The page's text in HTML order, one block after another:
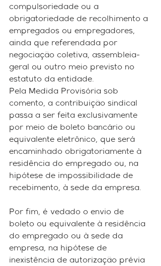
compulsoriedade ou a
obrigatoriedade de recolhimento a
empregados ou empregadores,
ainda que referendada por
negociação coletiva, assembleia-
geral ou outro meio previsto no
estatuto da entidade.
Pela Medida Provisória sob
comento, a contribuição sindical
passa a ser feita exclusivamente
por meio de boleto bancário ou
equivalente eletrônico, que será
encaminhado obrigatoriamente à
residência do empregado ou, na
hipótese de impossibilidade de
recebimento, à sede da empresa.
Por fim, é vedado o envio de
boleto ou equivalente à residência
do empregado ou à sede da
empresa, na hipótese de
inexistência de autorização prévia